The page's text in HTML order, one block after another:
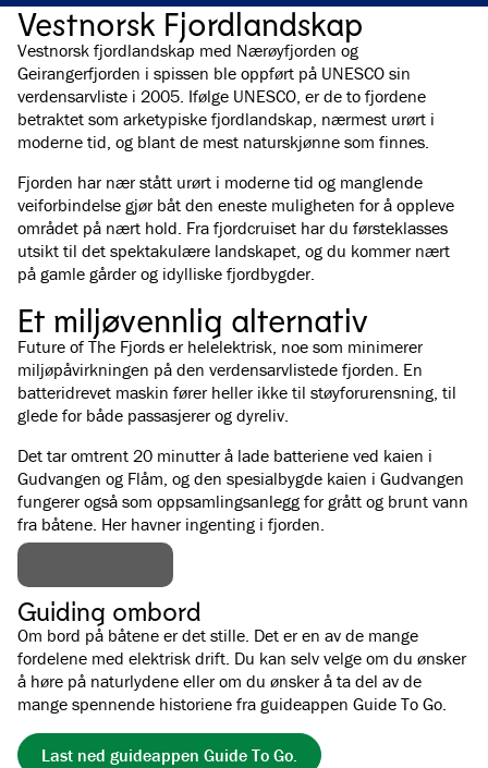
Vestnorsk Fjordlandskap
Vestnorsk fjordlandskap med Nærøyfjorden og
Geirangerfjorden i spissen ble oppført på UNESCO sin
verdensarvliste i 2005. Ifølge UNESCO, er de to fjordene
betraktet som arketypiske fjordlandskap, nærmest urørt i
moderne tid, og blant de mest naturskjønne som finnes.
Fjorden har nær stått urørt i moderne tid og manglende
veiforbindelse gjør båt den eneste muligheten for å oppleve
området på nært hold. Fra fjordcruiset har du førsteklasses
utsikt til det spektakulære landskapet, og du kommer nært
på gamle gårder og idylliske fjordbygder.
Et miljøvennlig alternativ
Future of The Fjords er helelektrisk, noe som minimerer
miljøpåvirkningen på den verdensarvlistede fjorden. En
batteridrevet maskin fører heller ikke til støyforurensning, til
glede for både passasjerer og dyreliv.
Det tar omtrent 20 minutter å lade batteriene ved kaien i
Gudvangen og Flåm, og den spesialbygde kaien i Gudvangen
fungerer også som oppsamlingsanlegg for grått og brunt vann
fra båtene. Her havner ingenting i fjorden.
Guiding ombord
Om bord på båtene er det stille. Det er en av de mange
fordelene med elektrisk drift. Du kan selv velge om du ønsker
å høre på naturlydene eller om du ønsker å ta del av de
mange spennende historiene fra guideappen Guide To Go.
Last ned guideappen Guide To Go.